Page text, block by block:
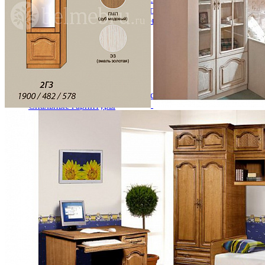
Кровати двуспальные с подъемным механизмом
Кровати полутороспальные с подъемным
Зеркала
Комоды
Кровати двуспальные
Кровати металлические
Кровати полутороспальные
Решетки и настилы под матрас
Спальные гарнитуры
Шкафы для одежды
Антресоли на шкаф
Полки и ящики в шкаф для одежды
Шкаф 1-дверный для одежды и белья
Шкафы 2-х дверные для одежды и белья
Шкафы 3-х дверные для одежды и белья
Шкафы 4-х дверные для одежды и белья
Шкафы 5-ти дверные для одежды и белья
Шкафы 6-ти дверные для одежды и белья
Шкафы купе для одежды и белья
Шкафы угловые для одежды и белья